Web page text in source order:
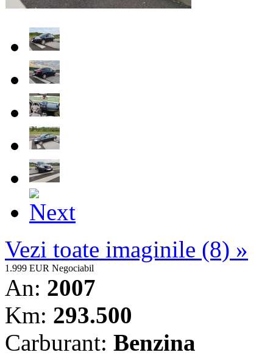
Vezi toate imaginile (8) »
1.999 EUR Negociabil
An: 2007
Km: 293.500
Carburant: Benzina